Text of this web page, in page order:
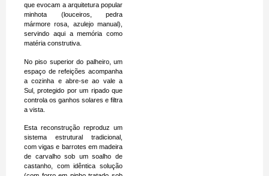
que evocam a arquitetura popular
minhota (louceiros, pedra
mármore rosa, azulejo manual),
servindo aqui a memória como
matéria construtiva.
No piso superior do palheiro, um
espaço de refeições acompanha
a cozinha e abre-se ao vale a
Sul, protegido por um ripado que
controla os ganhos solares e filtra
a vista.
Esta reconstrução reproduz um
sistema estrutural tradicional,
com vigas e barrotes em madeira
de carvalho sob um soalho de
castanho, com idêntica solução